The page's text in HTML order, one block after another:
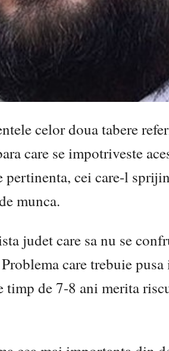
celor doua tabere
care se impotriveste
cei care-l
munca.
judet care sa nu se
care trebuie
de 7-8 ani merita